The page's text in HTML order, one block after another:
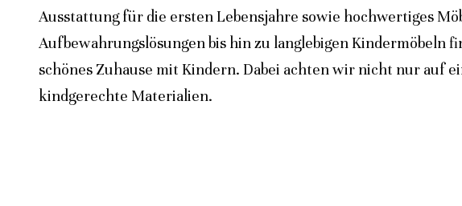
Ausstattung für die ersten Lebensjahre sowie hochwertiges
Aufbewahrungslösungen bis hin zu langlebigen Kindermöbeln
schönes Zuhause mit Kindern. Dabei achten wir nicht nur auf
kindgerechte Materialien.